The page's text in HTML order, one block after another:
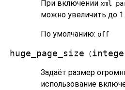
При включении
можно увеличить до 1
По умолчанию: off
huge_page_size (
Задаёт размер
использование